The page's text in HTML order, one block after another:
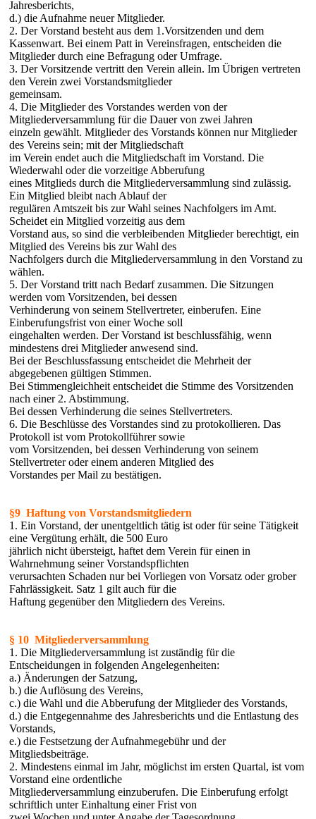
Jahresberichts,
d.) die Aufnahme neuer Mitglieder.
2. Der Vorstand besteht aus dem 1.Vorsitzenden und dem
Kassenwart. Bei einem Patt in Vereinsfragen, entscheiden die
Mitglieder durch eine Befragung oder Umfrage.
3. Der Vorsitzende vertritt den Verein allein. Im Übrigen vertreten
den Verein zwei Vorstandsmitglieder
gemeinsam.
4. Die Mitglieder des Vorstandes werden von der
Mitgliederversammlung für die Dauer von zwei Jahren
einzeln gewählt. Mitglieder des Vorstands können nur Mitglieder
des Vereins sein; mit der Mitgliedschaft
im Verein endet auch die Mitgliedschaft im Vorstand. Die
Wiederwahl oder die vorzeitige Abberufung
eines Mitglieds durch die Mitgliederversammlung sind zulässig.
Ein Mitglied bleibt nach Ablauf der
regulären Amtszeit bis zur Wahl seines Nachfolgers im Amt.
Scheidet ein Mitglied vorzeitig aus dem
Vorstand aus, so sind die verbleibenden Mitglieder berechtigt, ein
Mitglied des Vereins bis zur Wahl des
Nachfolgers durch die Mitgliederversammlung in den Vorstand zu
wählen.
5. Der Vorstand tritt nach Bedarf zusammen. Die Sitzungen
werden vom Vorsitzenden, bei dessen
Verhinderung von seinem Stellvertreter, einberufen. Eine
Einberufungsfrist von einer Woche soll
eingehalten werden. Der Vorstand ist beschlussfähig, wenn
mindestens drei Mitglieder anwesend sind.
Bei der Beschlussfassung entscheidet die Mehrheit der
abgegebenen gültigen Stimmen.
Bei Stimmengleichheit entscheidet die Stimme des Vorsitzenden
nach einer 2. Abstimmung.
Bei dessen Verhinderung die seines Stellvertreters.
6. Die Beschlüsse des Vorstandes sind zu protokollieren. Das
Protokoll ist vom Protokollführer sowie
vom Vorsitzenden, bei dessen Verhinderung von seinem
Stellvertreter oder einem anderen Mitglied des
Vorstandes per Mail zu bestätigen.
§9 Haftung von Vorstandsmitgliedern
1. Ein Vorstand, der unentgeltlich tätig ist oder für seine Tätigkeit
eine Vergütung erhält, die 500 Euro
jährlich nicht übersteigt, haftet dem Verein für einen in
Wahrnehmung seiner Vorstandspflichten
verursachten Schaden nur bei Vorliegen von Vorsatz oder grober
Fahrlässigkeit. Satz 1 gilt auch für die
Haftung gegenüber den Mitgliedern des Vereins.
§ 10 Mitgliederversammlung
1. Die Mitgliederversammlung ist zuständig für die
Entscheidungen in folgenden Angelegenheiten:
a.) Änderungen der Satzung,
b.) die Auflösung des Vereins,
c.) die Wahl und die Abberufung der Mitglieder des Vorstands,
d.) die Entgegennahme des Jahresberichts und die Entlastung des
Vorstands,
e.) die Festsetzung der Aufnahmegebühr und der
Mitgliedsbeiträge.
2. Mindestens einmal im Jahr, möglichst im ersten Quartal, ist vom
Vorstand eine ordentliche
Mitgliederversammlung einzuberufen. Die Einberufung erfolgt
schriftlich unter Einhaltung einer Frist von